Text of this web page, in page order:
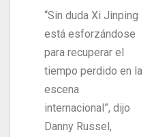
“Sin duda Xi Jinping
está esforzándose
para recuperar el
tiempo perdido en la
escena
internacional”, dijo
Danny Russel,